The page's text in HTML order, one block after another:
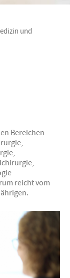
und
Bereichen
reicht vom